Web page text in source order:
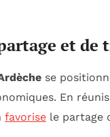
et de
se
En
favorise le partage